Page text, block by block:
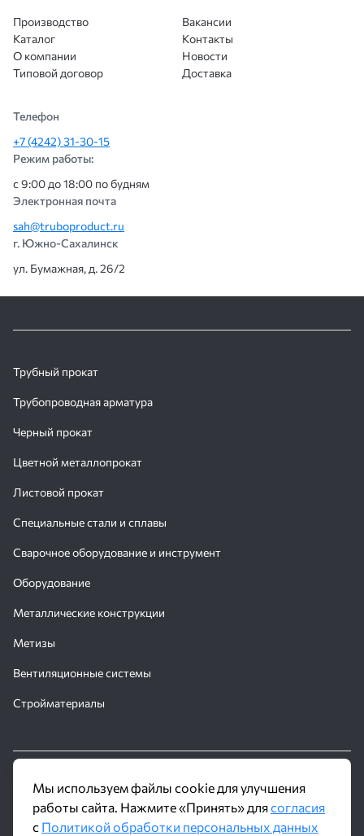
Производство
Каталог
О компании
Типовой договор
Вакансии
Контакты
Новости
Доставка
Телефон
+7 (4242) 31-30-15
Режим работы:
с 9:00 до 18:00 по будням
Электронная почта
sah@truboproduct.ru
г. Южно-Сахалинск
ул. Бумажная, д. 26/2
Трубный прокат
Трубопроводная арматура
Черный прокат
Цветной металлопрокат
Листовой прокат
Специальные стали и сплавы
Сварочное оборудование и инструмент
Оборудование
Металлические конструкции
Метизы
Вентиляционные системы
Стройматериалы
© 2016 - 2026 Производственное объединение «Трубное
Решение»
Политика обработки персональных данных
Мы используем файлы cookie для улучшения
работы сайта. Нажмите «Принять» длясогласия
с Политикой обработки персональных данных